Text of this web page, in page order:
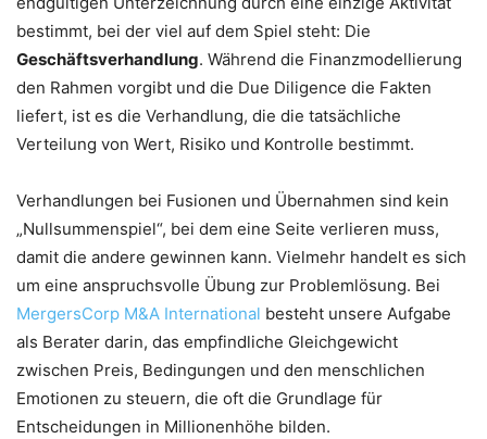
bestimmt, bei der viel auf dem Spiel steht: Die
Geschäftsverhandlung. Während die Finanzmodellierung
den Rahmen vorgibt und die Due Diligence die Fakten
liefert, ist es die Verhandlung, die die tatsächliche
Verteilung von Wert, Risiko und Kontrolle bestimmt.
Verhandlungen bei Fusionen und Übernahmen sind kein
„Nullsummenspiel“, bei dem eine Seite verlieren muss,
damit die andere gewinnen kann. Vielmehr handelt es sich
um eine anspruchsvolle Übung zur Problemlösung. Bei
MergersCorp M&A International besteht unsere Aufgabe
als Berater darin, das empfindliche Gleichgewicht
zwischen Preis, Bedingungen und den menschlichen
Emotionen zu steuern, die oft die Grundlage für
Entscheidungen in Millionenhöhe bilden.